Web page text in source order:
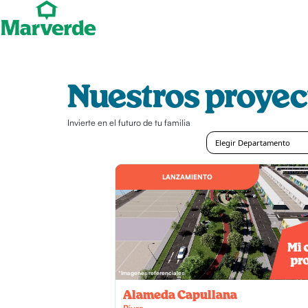
Nuestros
Invierte en el futuro de tu familia
Elegir Departamento
LANZAMIENTO
*Imagenes referenciales
Alameda Capullana